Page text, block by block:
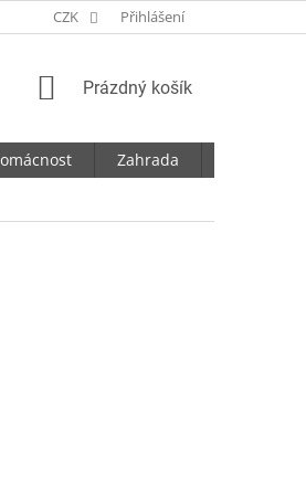
CZK Přihlášení
NÁKUPNÍ
Prázdný košík
Zahrada